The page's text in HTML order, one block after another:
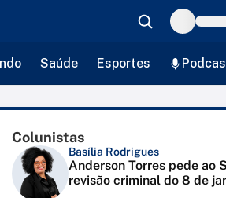
Saúde Esportes
Colunistas
Basília Rodrigues
Anderson Torres pede ao
revisão criminal do 8 de